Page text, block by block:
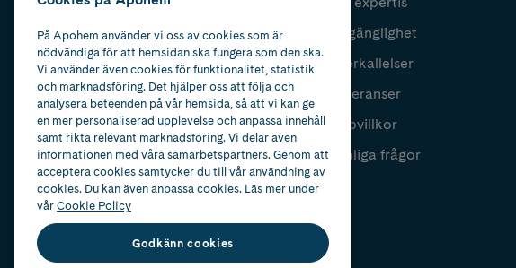
Tillgänglighet
Återkallelser
Leveranser
Köpvillkor
Vanliga frågor
På Apohem använder vi oss av cookies som är
nödvändiga för att hemsidan ska fungera som den ska.
Vi använder även cookies för funktionalitet, statistik
och marknadsföring. Det hjälper oss att följa och
analysera beteenden på vår hemsida, så att vi kan ge
en mer personaliserad upplevelse och anpassa innehåll
samt rikta relevant marknadsföring. Vi delar även
informationen med våra samarbetspartners. Genom att
acceptera cookies samtycker du till vår användning av
cookies. Du kan även anpassa cookies. Läs mer under
vårCookie Policy
Godkänn cookies